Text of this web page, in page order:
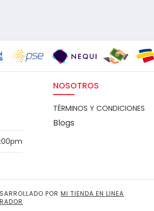
NOSOTROS
TÉRMINOS Y CONDICIONES
Blogs
POR MI TIENDA EN LINEA